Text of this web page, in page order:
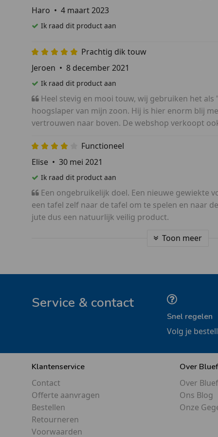
Haro • 4 maart 2023
Ik raad dit product aan
Prachtig dik touw
Jeroen • 8 december 2021
Ik raad dit product aan
Heel stevig en mooi touw, wij gebruiken het
hoogslaper van mijn zoon. Hij is hier enorm blij
vertrouwen naar boven. De webshop verkoopt
Functioneel
Elise • 30 mei 2021
Ik raad dit product aan
Een ongebruikelijk doel. Een nieuwe gewiekte
een tafel zelf naar de tafel om te spelen en naar
jute dus een natuurlijk veilig product.
Toon meer
Service & contact
Snel regelen
Volg je
Klantenservice
Contact
Offerte aanvragen
Bestellen
Retourneren
Voorwaarden
Over
Over
Ons Blog
Onze